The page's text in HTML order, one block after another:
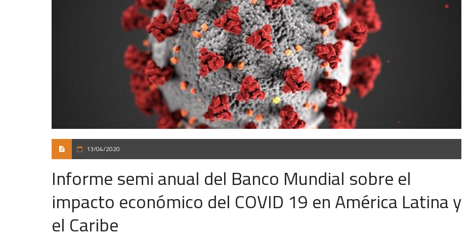
13/04/2020
Informe semi anual del Banco Mundial sobre el
impacto económico del COVID 19 en América Latina y
el Caribe